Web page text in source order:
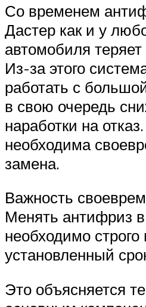
Со временем
Дастер как и у
автомобиля
Из-за этого
работать с
в свою очередь
наработки на
необходима
замена.
Важность
Менять антифриз
необходимо строго
установленный
Это объясняется